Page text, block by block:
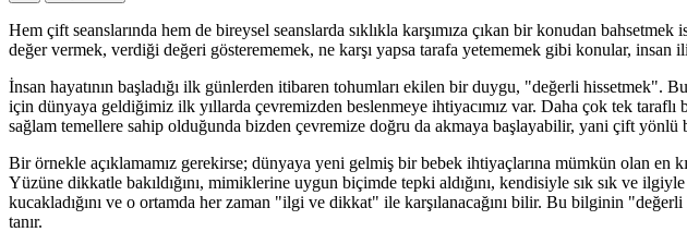
Hem çift seanslarında hem de bireysel seanslarda sıklıkla karşımıza çıkan bir konudan
değer vermek, verdiği değeri gösterememek, ne karşı yapsa tarafa yetememek gibi konular, insan
İnsan hayatının başladığı ilk günlerden itibaren tohumları ekilen bir duygu, "değerli hissetmek".
için dünyaya geldiğimiz ilk yıllarda çevremizden beslenmeye ihtiyacımız var. Daha çok tek
sağlam temellere sahip olduğunda bizden çevremize doğru da akmaya başlayabilir, yani çift yönlü
Bir örnekle açıklamamız gerekirse; dünyaya yeni gelmiş bir bebek ihtiyaçlarına mümkün olan en
Yüzüne dikkatle bakıldığını, mimiklerine uygun biçimde tepki aldığını, kendisiyle sık sık ve
kucakladığını ve o ortamda her zaman "ilgi ve dikkat" ile karşılanacağını bilir. Bu bilginin
tanır.